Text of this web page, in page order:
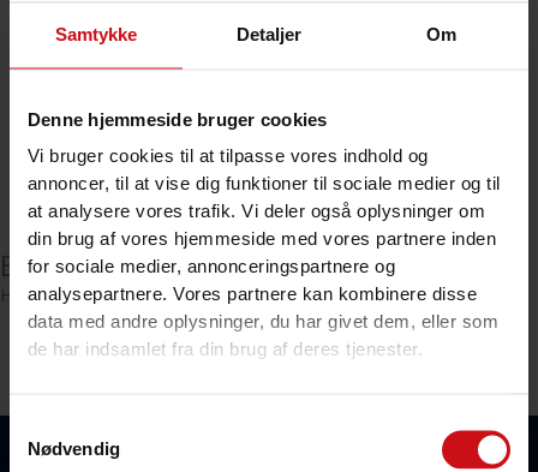
Samtykke Detaljer Om
Denne hjemmeside bruger cookies
Vi bruger cookies til at tilpasse vores indhold og
annoncer, til at vise dig funktioner til sociale medier og til
at analysere vores trafik. Vi deler også oplysninger om
din brug af vores hjemmeside med vores partnere inden
for sociale medier, annonceringspartnere og
analysepartnere. Vores partnere kan kombinere disse
data med andre oplysninger, du har givet dem, eller som
de har indsamlet fra din brug af deres tjenester.
Nødvendig
Linkedin
KONTAKT OS FOR YDERLIGERE INFORMATIONER
Beskrivelse
Hyndesæt til Finnmaster 4900 CLX båd.. Sættet er helt nyt.